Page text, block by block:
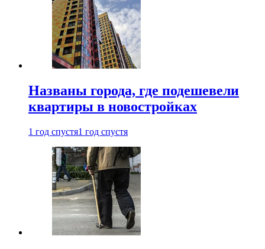
Названы города, где подешевели
квартиры в новостройках
1 год спустя1 год спустя